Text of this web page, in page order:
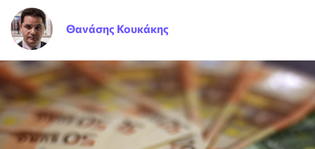
Θανάσης Κουκάκης